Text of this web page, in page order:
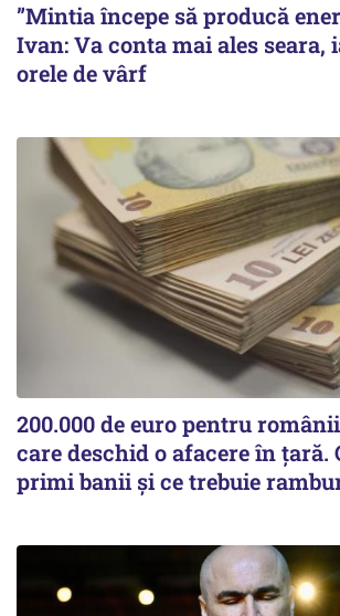
”Mintia începe să producă
Ivan: Va conta mai ales seara,
orele de vârf
200.000 de euro pentru
care deschid o afacere în țară.
primi banii și ce trebuie